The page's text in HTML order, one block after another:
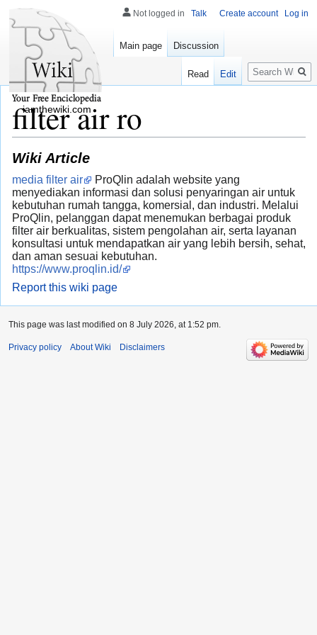
filter air ro
Wiki Article
media filter air
ProQlin adalah website yang
menyediakan informasi dan solusi penyaringan air untuk
kebutuhan rumah tangga, komersial, dan industri. Melalui
ProQlin, pelanggan dapat menemukan berbagai produk
filter air berkualitas, sistem pengolahan air, serta layanan
konsultasi untuk mendapatkan air yang lebih bersih, sehat,
dan aman sesuai kebutuhan.
https://www.proqlin.id/
Report this wiki page
Not logged in Talk Create account Log in
Main page Discussion
Read Edit
Search
iamthewiki.com
This page was last modified on 8 July 2026, at 1:52 pm.
Privacy policy About Wiki Disclaimers